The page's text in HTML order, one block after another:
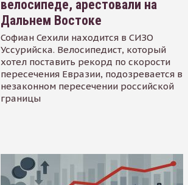
велосипеде, арестовали на
Дальнем Востоке
Софиан Сехили находится в СИЗО
Уссурийска. Велосипедист, который
хотел поставить рекорд по скорости
пересечения Евразии, подозревается в
незаконном пересечении российской
границы